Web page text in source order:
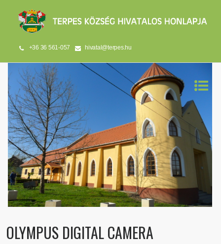
+36 36 561-057 hivatal@terpes.hu
OLYMPUS DIGITAL CAMERA